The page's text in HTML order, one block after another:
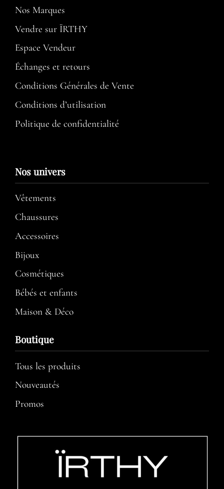
Nos Marques
Vendre sur ÏRTHY
Espace Vendeur
Échanges et retours
Conditions Générales de Vente
Conditions d’utilisation​
Politique de confidentialité
Nos univers
Vêtements
Chaussures
Accessoires
Bijoux
Cosmétiques
Bébés et enfants
Maison & Déco
Boutique
Tous les produits
Nouveautés
Promos